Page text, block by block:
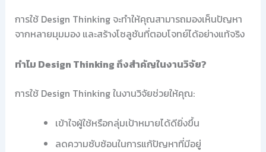
การใช้ Design Thinking จะทำให้คุณสามารถมองเห็นปัญหา
จากหลายมุมมอง และสร้างโซลูชันที่ตอบโจทย์ได้อย่างแท้จริง
ทำไม Design Thinking ถึงสำคัญในงานวิจัย?
การใช้ Design Thinking ในงานวิจัยช่วยให้คุณ:
เข้าใจผู้ใช้หรือกลุ่มเป้าหมายได้ดียิ่งขึ้น
ลดความซับซ้อนในการแก้ปัญหาที่มีอยู่